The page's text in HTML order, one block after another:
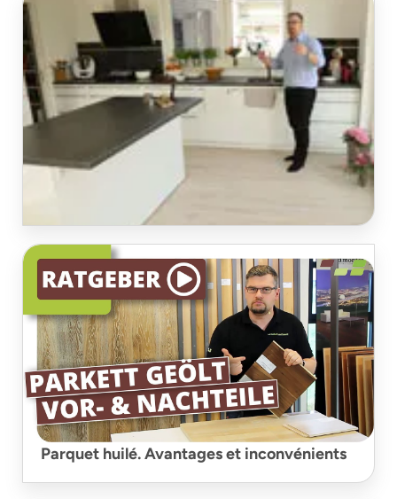
Parquet dans la cuisine
Parquet huilé. Avantages et inconvénients